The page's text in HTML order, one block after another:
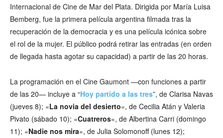
Internacional de Cine de Mar del Plata. Dirigida por María Luisa
Bemberg, fue la primera película argentina filmada tras la
recuperación de la democracia y es una película icónica sobre
el rol de la mujer. El público podrá retirar las entradas (en orden
de llegada hasta agotar su capacidad) a partir de las 20 horas.
La programación en el Cine Gaumont —con funciones a partir
de las 20— incluye a “Hoy partido a las tres”, de Clarisa Navas
(jueves 8); «La novia del desierto«, de Cecilia Atán y Valeria
Pivato (sábado 10); «Cuatreros«, de Albertina Carri (domingo
11); «Nadie nos mira«, de Julia Solomonoff (lunes 12);